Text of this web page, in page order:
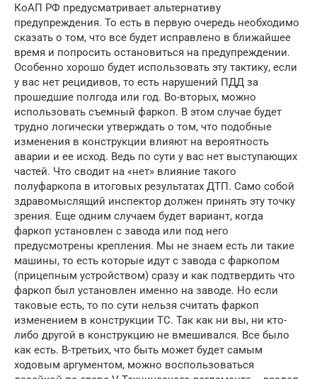
КоАП РФ предусматривает альтернативу
предупреждения. То есть в первую очередь необходимо
сказать о том, что все будет исправлено в ближайшее
время и попросить остановиться на предупреждении.
Особенно хорошо будет использовать эту тактику, если
у вас нет рецидивов, то есть нарушений ПДД за
прошедшие полгода или год. Во-вторых, можно
использовать съемный фаркоп. В этом случае будет
трудно логически утверждать о том, что подобные
изменения в конструкции влияют на вероятность
аварии и ее исход. Ведь по сути у вас нет выступающих
частей. Что сводит на «нет» влияние такого
полуфаркопа в итоговых результатах ДТП. Само собой
здравомыслящий инспектор должен принять эту точку
зрения. Еще одним случаем будет вариант, когда
фаркоп установлен с завода или под него
предусмотрены крепления. Мы не знаем есть ли такие
машины, то есть которые идут с завода с фаркопом
(прицепным устройством) сразу и как подтвердить что
фаркоп был установлен именно на заводе. Но если
таковые есть, то по сути нельзя считать фаркоп
изменением в конструкции ТС. Так как ни вы, ни кто-
либо другой в конструкцию не вмешивался. Все было
как есть. В-третьих, что быть может будет самым
ходовым аргументом, можно воспользоваться